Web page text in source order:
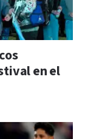
en el